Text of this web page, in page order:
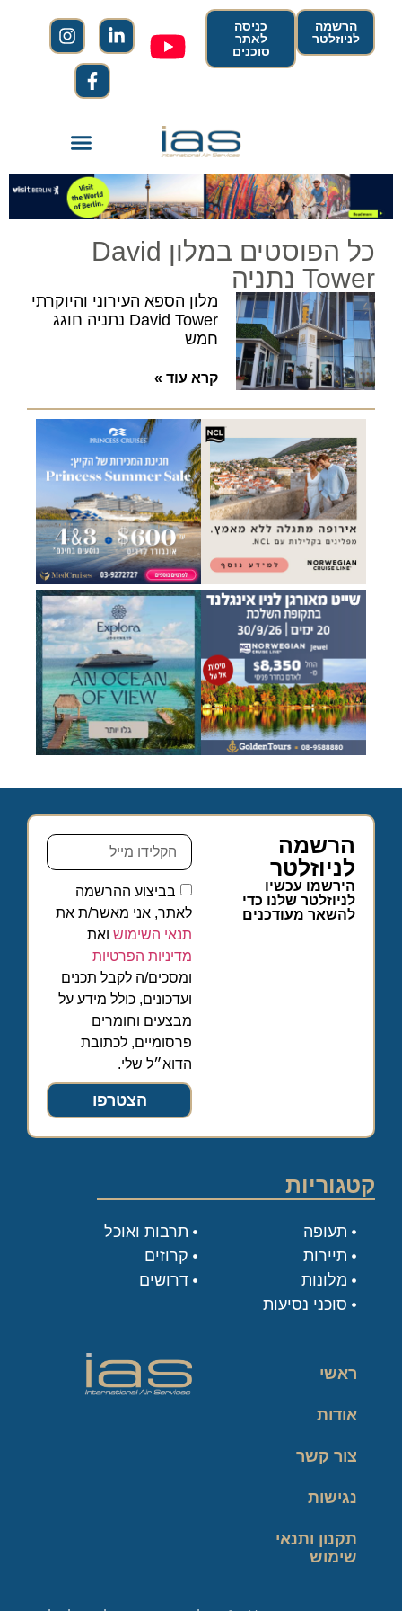
הרשמה
לניוזלטר
כניסה
לאתר
סוכנים
כל הפוסטים במלון David
Tower נתניה
מלון הספא העירוני והיוקרתי
David Tower נתניה חוגג
חמש
קרא עוד »
הרשמה
לניוזלטר
הירשמו עכשיו
לניוזלטר שלנו כדי
להשאר מעודכנים
בביצוע ההרשמה
לאתר, אני מאשר/ת את
תנאי השימוש ואת
מדיניות הפרטיות
ומסכים/ה לקבל תכנים
ועדכונים, כולל מידע על
מבצעים וחומרים
פרסומיים, לכתובת
הדוא״ל שלי.
הצטרפו
קטגוריות
תעופה
תיירות
מלונות
סוכני נסיעות
תרבות ואוכל
קרוזים
דרושים
ראשי
אודות
צור קשר
נגישות
תקנון ותנאי
שימוש